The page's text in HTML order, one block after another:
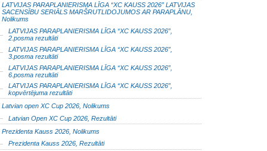
LATVIJAS PARAPLANIERISMA LĪGA “XC KAUSS 2026” LATVIJAS
SACENSĪBU SERIĀLS MARŠRUTLIDOJUMOS AR PARAPLĀNU,
Nolikums
LATVIJAS PARAPLANIERISMA LĪGA “XC KAUSS 2026”,
2.posma rezultāti
LATVIJAS PARAPLANIERISMA LĪGA “XC KAUSS 2026”,
3.posma rezultāti
LATVIJAS PARAPLANIERISMA LĪGA “XC KAUSS 2026”,
6.posma rezultāti
LATVIJAS PARAPLANIERISMA LĪGA “XC KAUSS 2026”,
kopvērtējuma rezultāti
Latvian open XC Cup 2026, Nolikums
Latvian Open XC Cup 2026, Rezultāti
Prezidenta Kauss 2026, Nolikums
Prezidenta Kauss 2026, Rezultāti